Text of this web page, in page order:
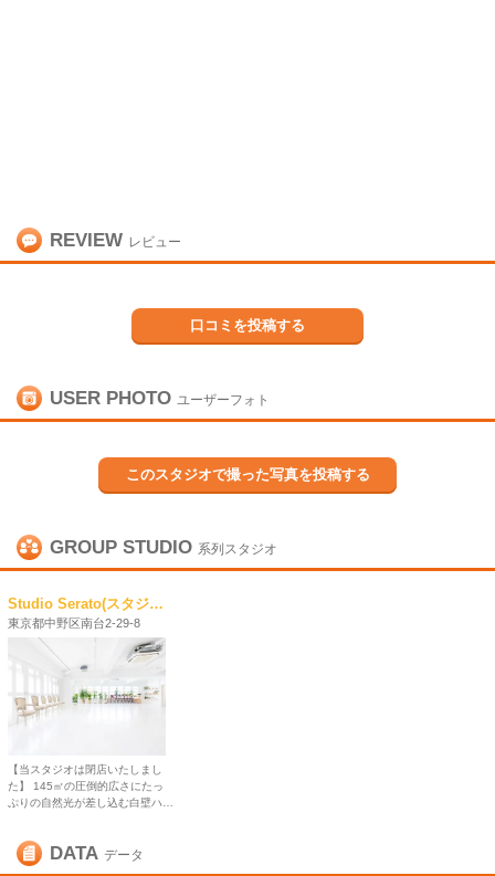
REVIEW レビュー
口コミを投稿する
USER PHOTO ユーザーフォト
このスタジオで撮った写真を投稿する
GROUP STUDIO 系列スタジオ
Studio Serato(スタジオセラート)笹塚
東京都中野区南台2-29-8
【当スタジオは閉店いたしまし
た】 145㎡の圧倒的広さにたっ
ぷりの自然光が差し込む白壁ハウ
ズ性の高い撮影スタジオで、コス
プレ撮影の外にもポートレート撮
DATA データ